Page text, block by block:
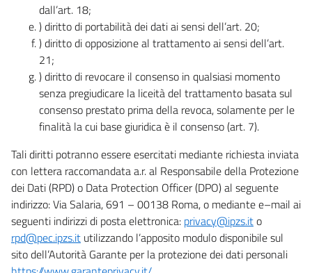
dall’art. 18;
) diritto di portabilità dei dati ai sensi dell’art. 20;
) diritto di opposizione al trattamento ai sensi dell’art.
21;
) diritto di revocare il consenso in qualsiasi momento
senza pregiudicare la liceità del trattamento basata sul
consenso prestato prima della revoca, solamente per le
finalità la cui base giuridica è il consenso (art. 7).
Tali diritti potranno essere esercitati mediante richiesta inviata
con lettera raccomandata a.r. al Responsabile della Protezione
dei Dati (RPD) o Data Protection Officer (DPO) al seguente
indirizzo: Via Salaria, 691 – 00138 Roma, o mediante e–mail ai
seguenti indirizzi di posta elettronica: privacy@ipzs.ito
rpd@pec.ipzs.it utilizzando l’apposito modulo disponibile sul
sito dell’Autorità Garante per la protezione dei dati personali